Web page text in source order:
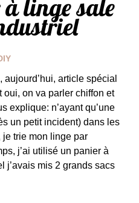
linge sale
article spécial
on va parler chiffon et
explique: n’ayant qu’une
un petit incident) dans les
je trie mon linge par
j’ai utilisé un panier à
j’avais mis 2 grands sacs